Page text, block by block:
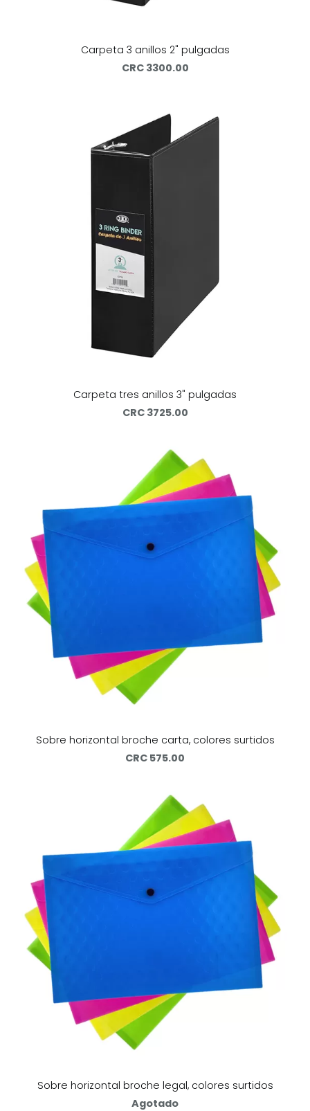
Carpeta 3 anillos 2" pulgadas
CRC 3300.00
Carpeta tres anillos 3" pulgadas
CRC 3725.00
Sobre horizontal broche carta, colores surtidos
CRC 575.00
Sobre horizontal broche legal, colores surtidos
Agotado